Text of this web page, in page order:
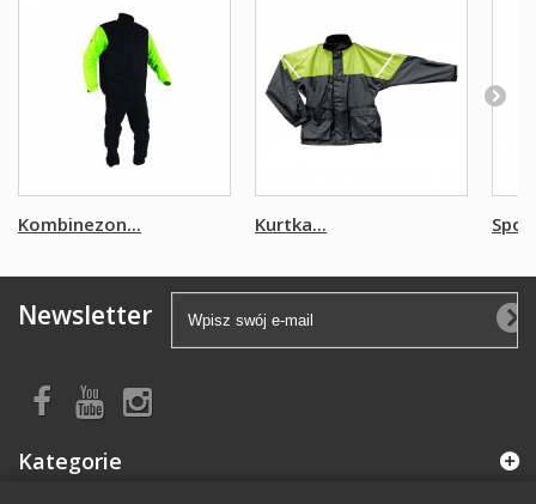
Kombinezon... Kurtka...
Newsletter
Kategorie